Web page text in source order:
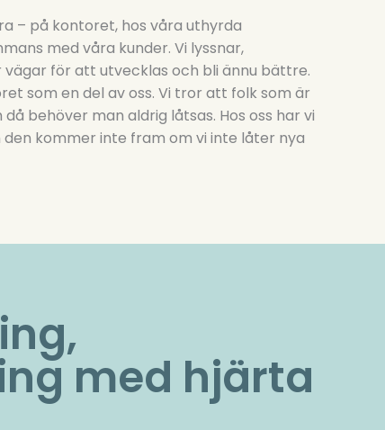
– på kontoret, hos våra uthyrda
med våra kunder. Vi lyssnar,
för att utvecklas och bli ännu bättre.
som en del av oss. Vi tror att folk som är
behöver man aldrig låtsas. Hos oss har vi
kommer inte fram om vi inte låter nya
med hjärta